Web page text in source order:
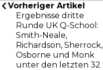
Vorheriger Artikel
Ergebnisse dritte
Runde UK Q-School:
Smith-Neale,
Richardson, Sherrock,
Osborne und Monk
unter den letzten 32